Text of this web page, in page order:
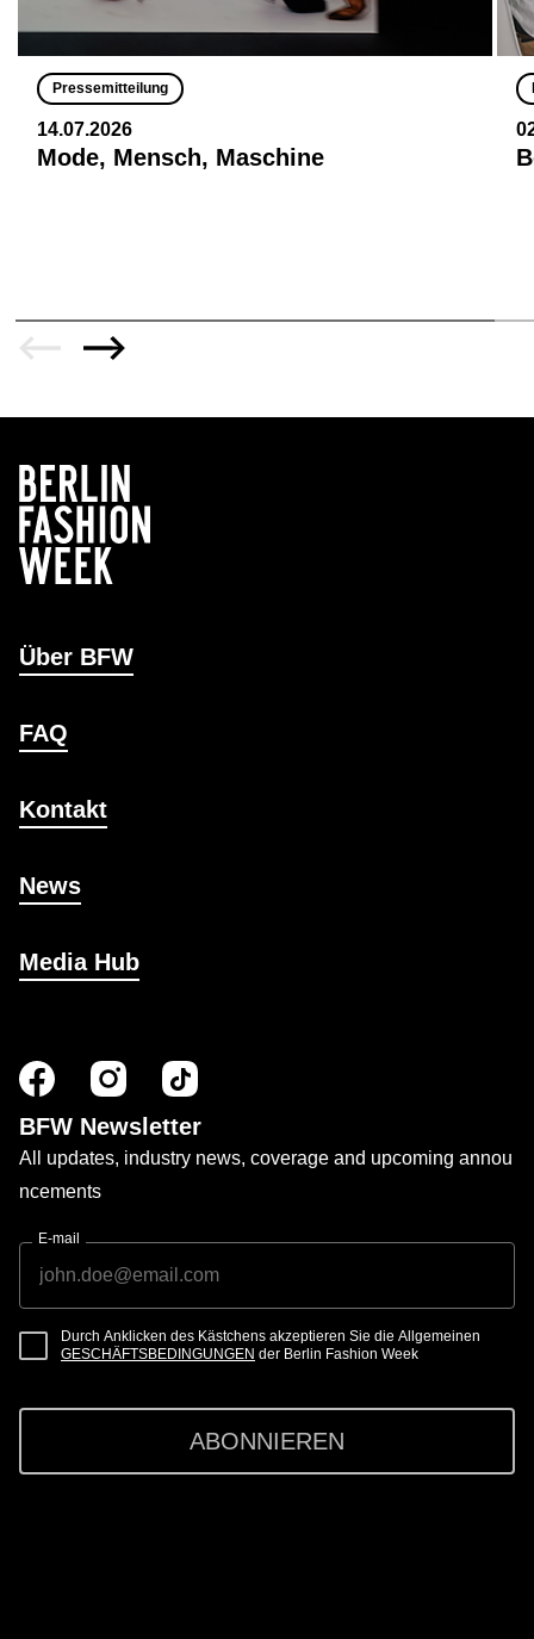
Pressemitteilung
14.07.2026
Mode, Mensch, Maschine
Über BFW
FAQ
Kontakt
News
Media Hub
BFW Newsletter
All updates, industry news, coverage and upcoming annou
ncements
E-mail
Durch Anklicken des Kästchens akzeptieren Sie die Allgemeinen
GESCHÄFTSBEDINGUNGEN der Berlin Fashion Week
ABONNIEREN